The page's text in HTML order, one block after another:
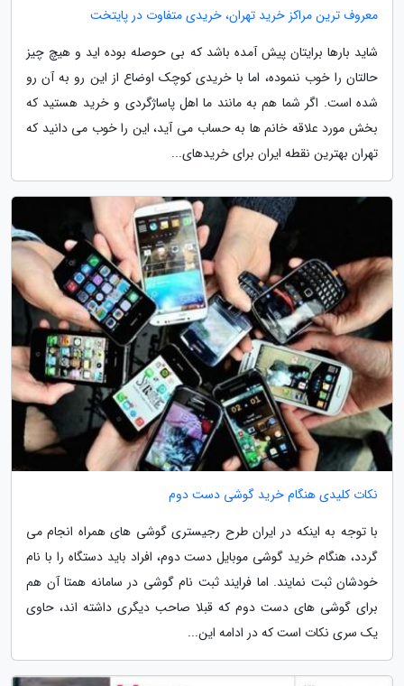
معروف ترین مراکز خرید تهران، خریدی متفاوت در پایتخت
شاید بارها برایتان پیش آمده باشد که بی حوصله بوده اید و هیچ چیز
حالتان را خوب ننموده، اما با خریدی کوچک اوضاع از این رو به آن رو
شده است. اگر شما هم به مانند ما اهل پاساژگردی و خرید هستید که
بخش مورد علاقه خانم ها به حساب می آید، این را خوب می دانید که
تهران بهترین نقطه ایران برای خریدهای...
نکات کلیدی هنگام خرید گوشی دست دوم
با توجه به اینکه در ایران طرح رجیستری گوشی های همراه انجام می
گردد، هنگام خرید گوشی موبایل دست دوم، افراد باید دستگاه را با نام
خودشان ثبت نمایند. اما فرایند ثبت نام گوشی در سامانه همتا آن هم
برای گوشی های دست دوم که قبلا صاحب دیگری داشته اند، حاوی
یک سری نکات است که در ادامه این...